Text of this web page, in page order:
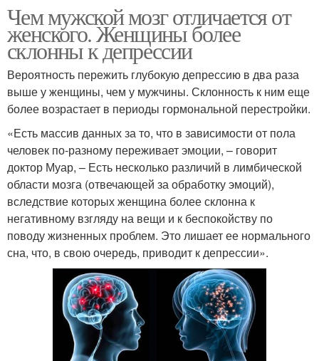
Чем мужской мозг отличается от
женского. Женщины более
склонны к депрессии
Вероятность пережить глубокую депрессию в два раза
выше у женщины, чем у мужчины. Склонность к ним еще
более возрастает в периоды гормональной перестройки.
«Есть массив данных за то, что в зависимости от пола
человек по-разному переживает эмоции, – говорит
доктор Муар, – Есть несколько различий в лимбической
области мозга (отвечающей за обработку эмоций),
вследствие которых женщина более склонна к
негативному взгляду на вещи и к беспокойству по
поводу жизненных проблем. Это лишает ее нормального
сна, что, в свою очередь, приводит к депрессии».